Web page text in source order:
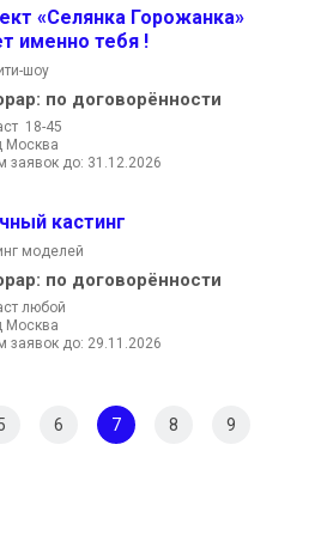
«Селянка Горожанка»
именно тебя !
шоу
по договорённости
18-45
Москва
заявок до: 31.12.2026
кастинг
моделей
по договорённости
любой
Москва
заявок до: 29.11.2026
6 7 8 9